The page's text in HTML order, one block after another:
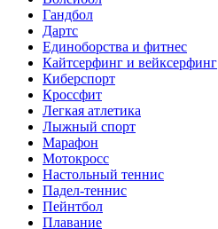
Гандбол
Дартс
Единоборства и фитнес
Кайтсерфинг и вейксерфинг
Киберспорт
Кроссфит
Легкая атлетика
Лыжный спорт
Марафон
Мотокросс
Настольный теннис
Падел-теннис
Пейнтбол
Плавание